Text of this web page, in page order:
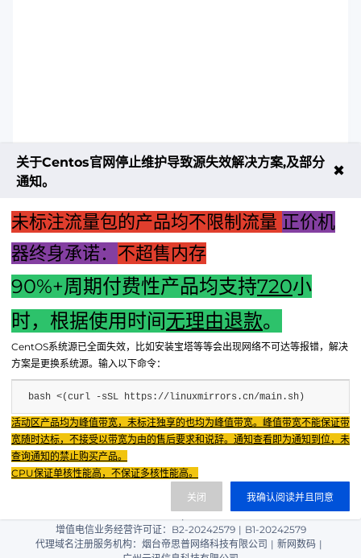
上一篇：路易吉洋馆限定主机：游戏艺术的极致融合与收藏价
下一篇：新颖标题建议：揭秘灯控主机价格——全面了解灯控
主机的选购指南。
Fenxun Tech 飞讯科技旗下云平台，相关服务主体：
重庆飞讯科技有限公司|中国电信股份有限公司荣昌分公司 提供网络服务 |
重庆飞讯科技有限公司|酷盾 提供CDN服务
渝ICP备2024034038号-1
渝公网安备50022602000851号
渝ICP证2024034038号 |
|
增值电信业务经营许可证：B2-20242579 | B1-20242579
代理域名注册服务机构：烟台帝思普网络科技有限公司 | 新网数码 |
关于Centos官网停止维护导致源失效解决方案,及部分
通知。
✖
未标注流量包的产品均不限制流量 正价机
器终身承诺： 不超售内存
90%+周期付费性产品均支持720小
时，根据使用时间无理由退款。
CentOS系统源已全面失效，比如安装宝塔等等会出现网络不可达等报错，解决
方案是更换系统源。输入以下命令：
bash <(curl -sSL https://linuxmirrors.cn/main.sh)
活动区产品均为峰值带宽，未标注独享的也均为峰值带宽。峰值带宽不能保证带
宽随时达标，不接受以带宽为由的售后要求和说辞。通知查看即为通知到位，未
查询通知的禁止购买产品。
CPU保证单核性能高，不保证多核性能高。
我确认阅读并且同意
关闭